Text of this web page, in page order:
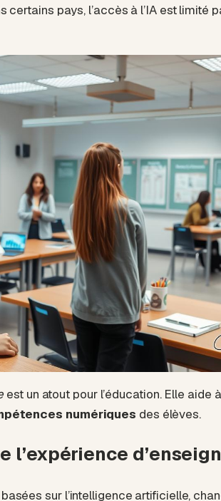
certains pays, l’accès à l’IA est limité
est un atout pour l’éducation. Elle aide
numériques des élèves.
l’expérience
sur l’intelligence artificielle,